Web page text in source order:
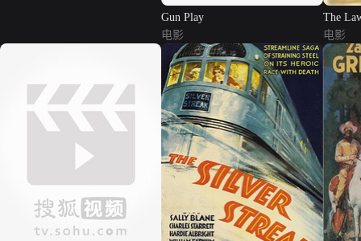
Gun Play
电影
The
电影